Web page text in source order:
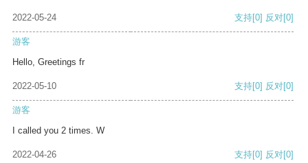
2022-05-24 支持[0] 反对[0]
游客
Hello, Greetings fr
2022-05-10 支持[0] 反对[0]
游客
I called you 2 times. W
2022-04-26 支持[0] 反对[0]